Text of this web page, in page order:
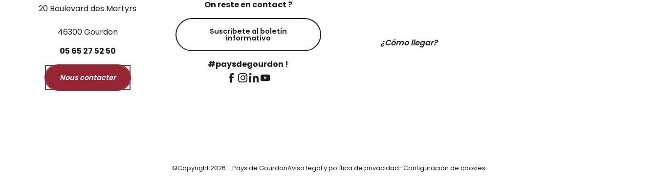
20 Boulevard des Martyrs
46300 Gourdon
05 65 27 52 50
Nous contacter
On reste en contact ?
Suscríbete al boletín
informativo
#paysdegourdon !
¿Cómo llegar?
©Copyright 2026 - Pays de GourdonAviso legal y política de privacidad-Configuración de cookies